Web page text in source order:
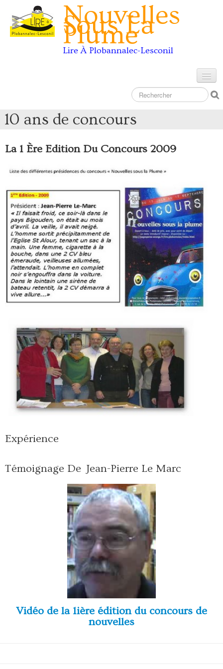
Nouvelles
Sous La
Plume
Lire À Plobannalec-Lesconil
Contact
10 ans de concours
La 1 Ère Edition Du Concours 2009
Expérience
Témoignage De Jean-Pierre Le Marc
Vidéo de la 1ière édition du concours de
nouvelles